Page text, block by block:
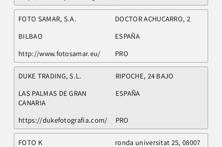
FOTO SAMAR, S.A.
DOCTOR ACHUCARRO, 2
BILBAO
ESPAÑA
http://www.fotosamar.eu/
PRO
DUKE TRADING, S.L.
RIPOCHE, 24 BAJO
LAS PALMAS DE GRAN
CANARIA
ESPAÑA
https://dukefotografia.com/ PRO
FOTO K
ronda universitat 25, 08007